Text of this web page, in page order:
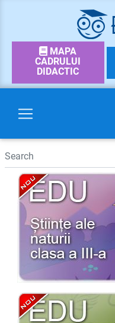
MAPA
CADRULUI
DIDACTIC